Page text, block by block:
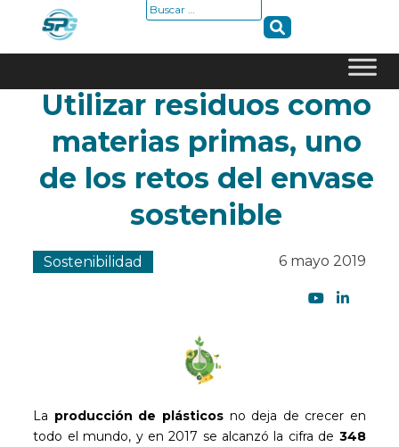
content
Buscar:
Utilizar residuos como
materias primas, uno
de los retos del envase
sostenible
Sostenibilidad 6 mayo 2019
La producción de plásticos no deja de crecer en
todo el mundo, y en 2017 se alcanzó la cifra de 348